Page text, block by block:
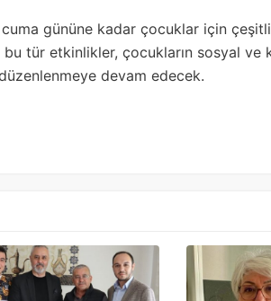
gününe kadar çocuklar için
tür etkinlikler, çocukların sosyal ve
devam edecek.